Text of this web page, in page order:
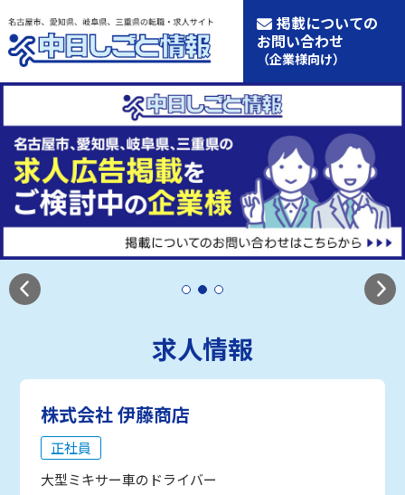
掲載についての
お問い合わせ
（企業様向け）
求人情報
株式会社 伊藤商店
正社員
大型ミキサー車のドライバー